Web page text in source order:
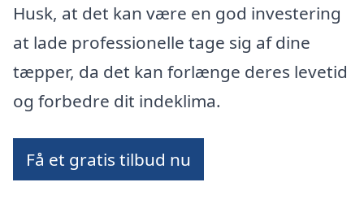
Husk, at det kan være en god investering
at lade professionelle tage sig af dine
tæpper, da det kan forlænge deres levetid
og forbedre dit indeklima.
Få et gratis tilbud nu